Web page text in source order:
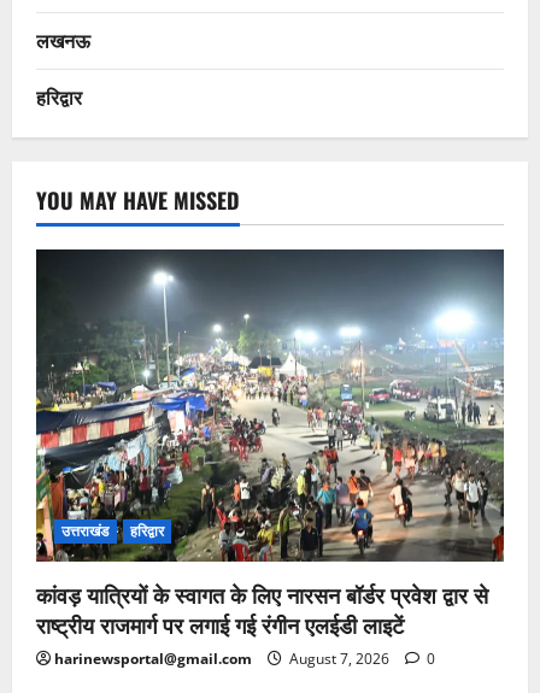
लखनऊ
हरिद्वार
YOU MAY HAVE MISSED
उत्तराखंड हरिद्वार
कांवड़ यात्रियों के स्वागत के लिए नारसन बॉर्डर प्रवेश द्वार से
राष्ट्रीय राजमार्ग पर लगाई गई रंगीन एलईडी लाइटें
harinewsportal@gmail.com August 7, 2026 0